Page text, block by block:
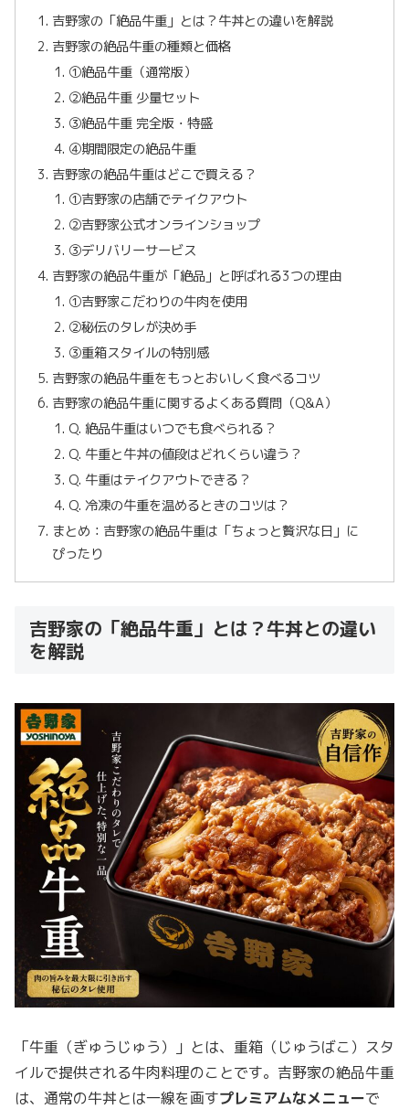
吉野家の「絶品牛重」とは？牛丼との違いを解説
吉野家の絶品牛重の種類と価格
①絶品牛重（通常版）
②絶品牛重 少量セット
③絶品牛重 完全版・特盛
④期間限定の絶品牛重
吉野家の絶品牛重はどこで買える？
①吉野家の店舗でテイクアウト
②吉野家公式オンラインショップ
③デリバリーサービス
吉野家の絶品牛重が「絶品」と呼ばれる3つの理由
①吉野家こだわりの牛肉を使用
②秘伝のタレが決め手
③重箱スタイルの特別感
吉野家の絶品牛重をもっとおいしく食べるコツ
吉野家の絶品牛重に関するよくある質問（Q&A）
Q. 絶品牛重はいつでも食べられる？
Q. 牛重と牛丼の値段はどれくらい違う？
Q. 牛重はテイクアウトできる？
Q. 冷凍の牛重を温めるときのコツは？
まとめ：吉野家の絶品牛重は「ちょっと贅沢な日」に
ぴったり
吉野家の「絶品牛重」とは？牛丼との違い
を解説
「牛重（ぎゅうじゅう）」とは、重箱（じゅうばこ）スタ
イルで提供される牛肉料理のことです。吉野家の絶品牛重
は、通常の牛丼とは一線を画すプレミアムなメニューで